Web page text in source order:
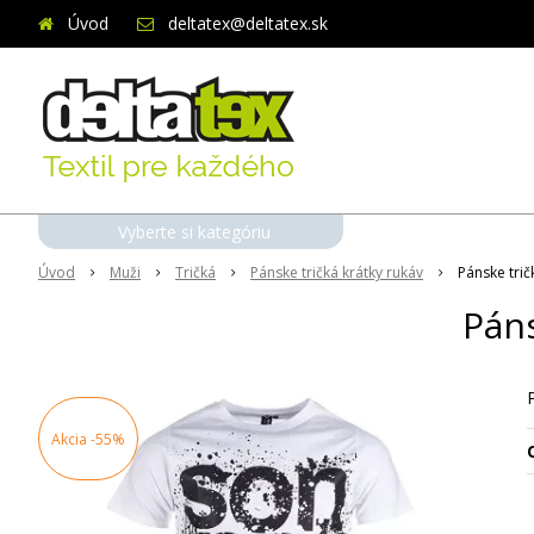
Úvod deltatex@deltatex.sk
Úvod Muži Tričká Pánske tričká krátky rukáv Pánske
Akcia -55%
Vyberte si kategóriu